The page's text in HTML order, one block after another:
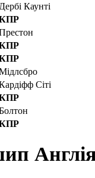
Дербі Каунті
Сіті